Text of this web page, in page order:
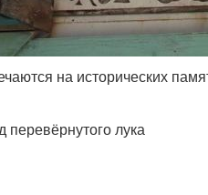
на исторических
лука